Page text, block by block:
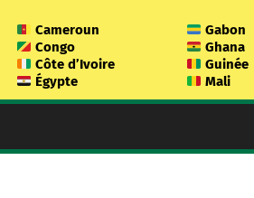
Cameroun
Congo
Côte d’Ivoire
Égypte
Gabon
Ghana
Guinée
Mali